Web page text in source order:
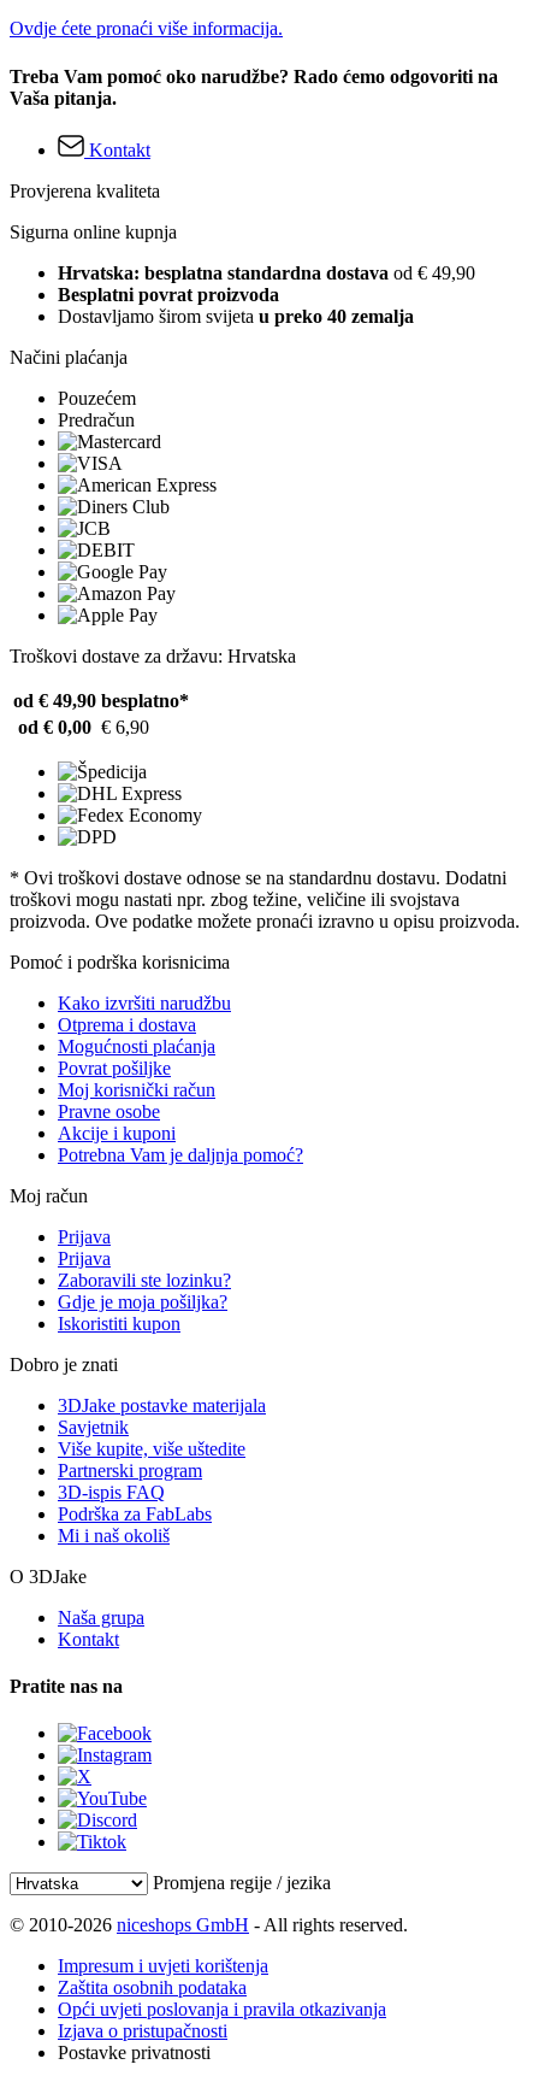
Ovdje ćete pronaći više informacija.
Treba Vam pomoć oko narudžbe? Rado ćemo odgovoriti na
Vaša pitanja.
Kontakt
Provjerena kvaliteta
Sigurna online kupnja
Hrvatska: besplatna standardna dostava od € 49,90
Besplatni povrat proizvoda
Dostavljamo širom svijeta u preko 40 zemalja
Načini plaćanja
Pouzećem
Predračun
Troškovi dostave za državu: Hrvatska
od € 49,90 besplatno*
od € 0,00 € 6,90
* Ovi troškovi dostave odnose se na standardnu ​​dostavu. Dodatni
troškovi mogu nastati npr. zbog težine, veličine ili svojstava
proizvoda. Ove podatke možete pronaći izravno u opisu proizvoda.
Pomoć i podrška korisnicima
Kako izvršiti narudžbu
Otprema i dostava
Mogućnosti plaćanja
Povrat pošiljke
Moj korisnički račun
Pravne osobe
Akcije i kuponi
Potrebna Vam je daljnja pomoć?
Moj račun
Prijava
Prijava
Zaboravili ste lozinku?
Gdje je moja pošiljka?
Iskoristiti kupon
Dobro je znati
3DJake postavke materijala
Savjetnik
Više kupite, više uštedite
Partnerski program
3D-ispis FAQ
Podrška za FabLabs
Mi i naš okoliš
O 3DJake
Naša grupa
Kontakt
Pratite nas na
Promjena regije / jezika
© 2010-2026 niceshops GmbH - All rights reserved.
Impresum i uvjeti korištenja
Zaštita osobnih podataka
Opći uvjeti poslovanja i pravila otkazivanja
Izjava o pristupačnosti
Postavke privatnosti